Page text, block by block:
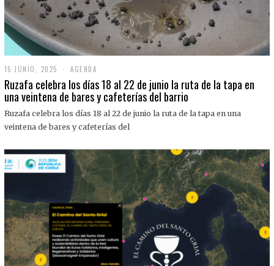
15 JUNIO, 2025
J
U
I
O
0
2
5
AGENDA
Ruzafa celebra los días 18 al 22 de junio la ruta de la tapa en
una veintena de bares y cafeterías del barrio
Ruzafa celebra los días 18 al 22 de junio la ruta de la tapa en una
veintena de bares y cafeterías del